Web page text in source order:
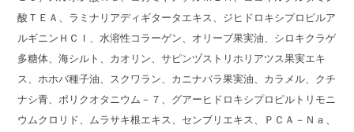
酸ＴＥＡ、ラミナリアディギタータエキス、ジヒドロキシプロピルア
ルギニンＨＣＩ、水溶性コラーゲン、オリーブ果実油、シロキクラゲ
多糖体、海シルト、カオリン、サピンヅストリホリアツス果実エキ
ス、ホホバ種子油、スクワラン、カニナバラ果実油、カラメル、クチ
ナシ青、ポリクオタニウム－７、グアーヒドロキシプロピルトリモニ
ウムクロリド、ムラサキ根エキス、センブリエキス、ＰＣＡ－Ｎａ、